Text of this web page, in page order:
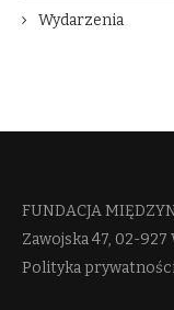
Wydarzenia
FUNDACJA
Zawojska 47, 02-927
Polityka